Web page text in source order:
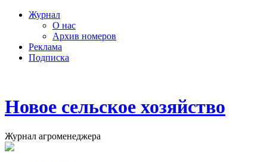
Журнал
О нас
Архив номеров
Реклама
Подписка
Новое сельское хозяйство
Журнал агроменеджера